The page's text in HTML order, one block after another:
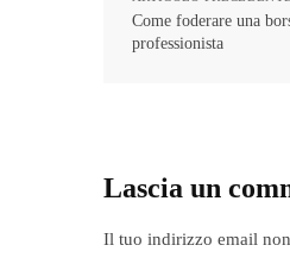
Come foderare una
professionista
Lascia un
Il tuo indirizzo email